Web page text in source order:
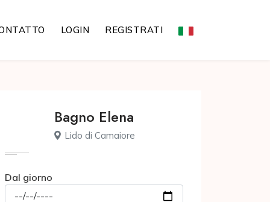
LOGIN REGISTRATI
Bagno Elena
Lido di Camaiore
Dal giorno